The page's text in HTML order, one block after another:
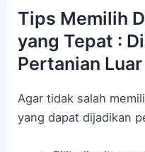
Tips Memilih
yang Tepat :
Pertanian
Agar tidak salah
yang dapat dijadikan